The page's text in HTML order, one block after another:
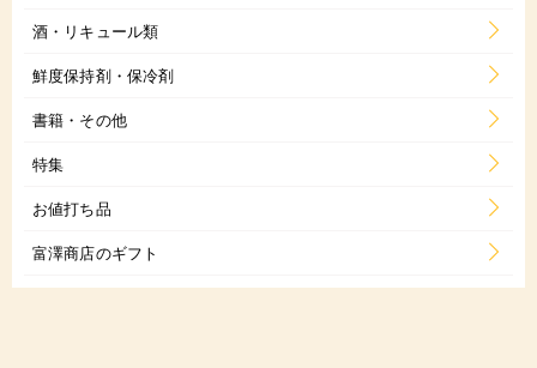
酒・リキュール類
鮮度保持剤・保冷剤
書籍・その他
特集
お値打ち品
富澤商店のギフト